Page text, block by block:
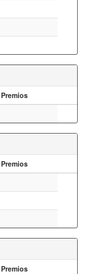
Premios
Premios
Premios